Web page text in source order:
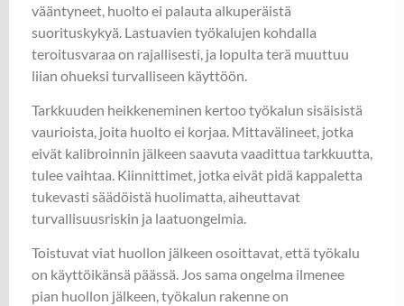
vääntyneet, huolto ei palauta alkuperäistä
suorituskykyä. Lastuavien työkalujen kohdalla
teroitusvaraa on rajallisesti, ja lopulta terä muuttuu
liian ohueksi turvalliseen käyttöön.
Tarkkuuden heikkeneminen kertoo työkalun sisäisistä
vaurioista, joita huolto ei korjaa. Mittavälineet, jotka
eivät kalibroinnin jälkeen saavuta vaadittua tarkkuutta,
tulee vaihtaa. Kiinnittimet, jotka eivät pidä kappaletta
tukevasti säädöistä huolimatta, aiheuttavat
turvallisuusriskin ja laatuongelmia.
Toistuvat viat huollon jälkeen osoittavat, että työkalu
on käyttöikänsä päässä. Jos sama ongelma ilmenee
pian huollon jälkeen, työkalun rakenne on